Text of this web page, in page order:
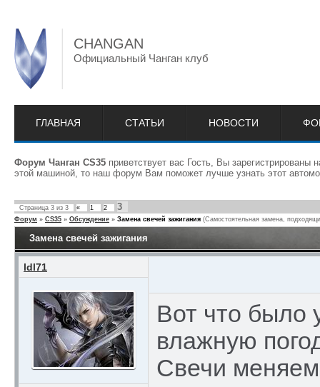
CHANGAN
Официальный Чанган клуб
ГЛАВНАЯ СТАТЬИ НОВОСТИ
Форум Чанган CS35 приветствует вас Гость, Вы
этой машиной, то наш форум Вам поможет лучше узнать этот
Страница 3 из 3 « 1 2 3
Форум » CS35 » Обсуждение » Замена свечей зажигания (Самостоятельная замена,
Замена свечей зажигания
ldl71
Вот что было
влажную
Свечи